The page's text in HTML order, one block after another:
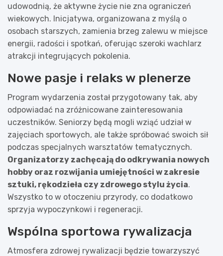
udowodnią, że aktywne życie nie zna ograniczeń
wiekowych. Inicjatywa, organizowana z myślą o
osobach starszych, zamienia brzeg zalewu w miejsce
energii, radości i spotkań, oferując szeroki wachlarz
atrakcji integrujących pokolenia.
Nowe pasje i relaks w plenerze
Program wydarzenia został przygotowany tak, aby
odpowiadać na zróżnicowane zainteresowania
uczestników. Seniorzy będą mogli wziąć udział w
zajęciach sportowych, ale także spróbować swoich sił
podczas specjalnych warsztatów tematycznych.
Organizatorzy zachęcają do odkrywania nowych
hobby oraz rozwijania umiejętności w zakresie
sztuki, rękodzieła czy zdrowego stylu życia.
Wszystko to w otoczeniu przyrody, co dodatkowo
sprzyja wypoczynkowi i regeneracji.
Wspólna sportowa rywalizacja
Atmosfera zdrowej rywalizacji będzie towarzyszyć